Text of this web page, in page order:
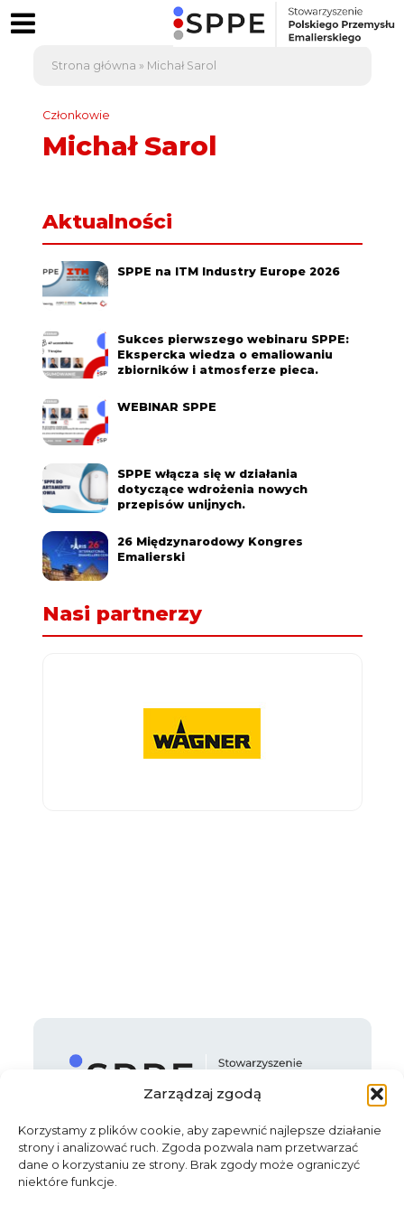
Zarządzaj zgodą
Korzystamy z plików cookie, aby zapewnić najlepsze działanie
strony i analizować ruch. Zgoda pozwala nam przetwarzać
dane o korzystaniu ze strony. Brak zgody może ograniczyć
niektóre funkcje.
Strona główna » Michał Sarol
Członkowie
Michał Sarol
Aktualności
SPPE na ITM Industry Europe 2026
Sukces pierwszego webinaru SPPE:
Ekspercka wiedza o emaliowaniu
zbiorników i atmosferze pieca.
WEBINAR SPPE
SPPE włącza się w działania
dotyczące wdrożenia nowych
przepisów unijnych.
26 Międzynarodowy Kongres
Emalierski
Nasi partnerzy
Kontakt